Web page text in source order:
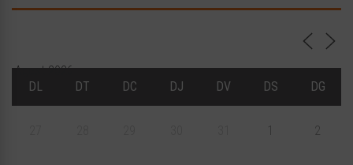
Agost 2026
DL
DT DC DJ DV DS DG
1 2